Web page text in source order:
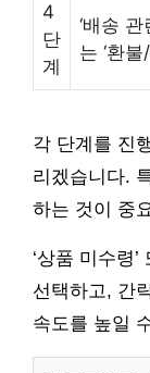
4
단
계
‘배송 관
는 ‘환불
각 단계를 진
리겠습니다.
하는 것이 중
‘상품 미수령
선택하고, 간
속도를 높일